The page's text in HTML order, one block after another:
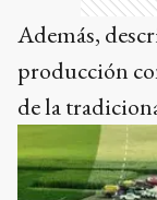
Además,
producción
de la